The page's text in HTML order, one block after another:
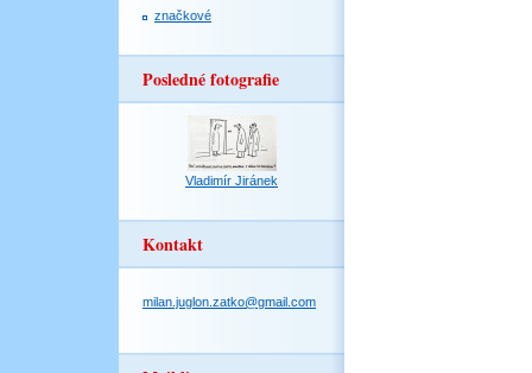
značkové
Posledné fotografie
Vladimír Jiránek
Kontakt
milan.juglon.zatko@gmail.com